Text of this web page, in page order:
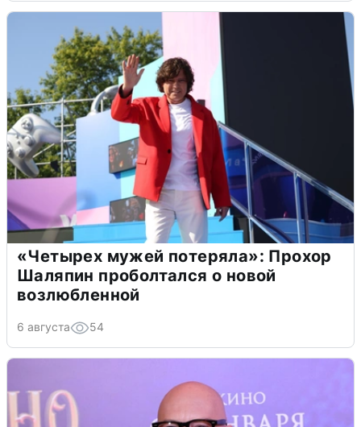
«Четырех мужей потеряла»: Прохор
Шаляпин проболтался о новой
возлюбленной
6 августа 54